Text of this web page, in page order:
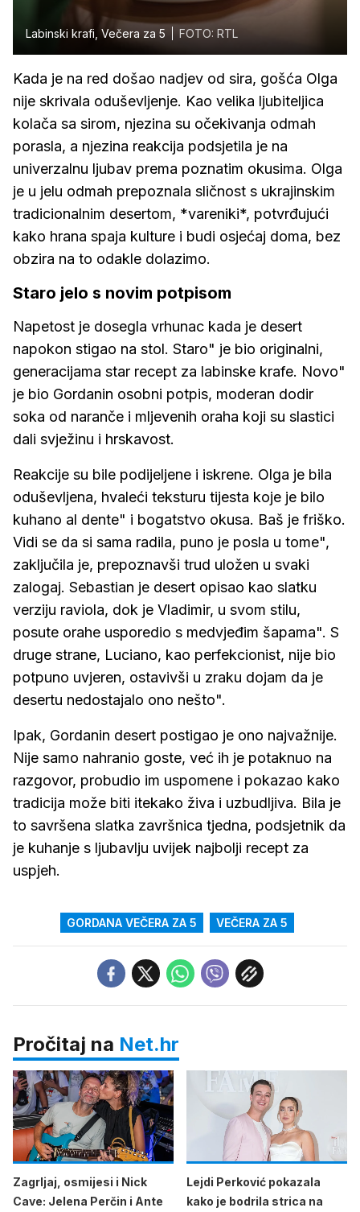
Labinski krafi, Večera za 5 FOTO: RTL
Kada je na red došao nadjev od sira, gošća Olga
nije skrivala oduševljenje. Kao velika ljubiteljica
kolača sa sirom, njezina su očekivanja odmah
porasla, a njezina reakcija podsjetila je na
univerzalnu ljubav prema poznatim okusima. Olga
je u jelu odmah prepoznala sličnost s ukrajinskim
tradicionalnim desertom, *vareniki*, potvrđujući
kako hrana spaja kulture i budi osjećaj doma, bez
obzira na to odakle dolazimo.
Staro jelo s novim potpisom
Napetost je dosegla vrhunac kada je desert
napokon stigao na stol. Staro" je bio originalni,
generacijama star recept za labinske krafe. Novo"
je bio Gordanin osobni potpis, moderan dodir
soka od naranče i mljevenih oraha koji su slastici
dali svježinu i hrskavost.
Reakcije su bile podijeljene i iskrene. Olga je bila
oduševljena, hvaleći teksturu tijesta koje je bilo
kuhano al dente" i bogatstvo okusa. Baš je friško.
Vidi se da si sama radila, puno je posla u tome",
zaključila je, prepoznavši trud uložen u svaki
zalogaj. Sebastian je desert opisao kao slatku
verziju raviola, dok je Vladimir, u svom stilu,
posute orahe usporedio s medvjeđim šapama". S
druge strane, Luciano, kao perfekcionist, nije bio
potpuno uvjeren, ostavivši u zraku dojam da je
desertu nedostajalo ono nešto".
Ipak, Gordanin desert postigao je ono najvažnije.
Nije samo nahranio goste, već ih je potaknuo na
razgovor, probudio im uspomene i pokazao kako
tradicija može biti itekako živa i uzbudljiva. Bila je
to savršena slatka završnica tjedna, podsjetnik da
je kuhanje s ljubavlju uvijek najbolji recept za
uspjeh.
GORDANA VEČERA ZA 5 VEČERA ZA 5
Pročitaj na Net.hr
Zagrljaj, osmijesi i Nick
Cave: Jelena Perčin i Ante
Lejdi Perković pokazala
kako je bodrila strica na